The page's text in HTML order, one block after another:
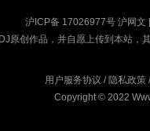
沪ICP备 17026977号 沪网文
原创作品，并自愿上传到本站，
用户服务协议 / 隐私政策
Copyright © 2022